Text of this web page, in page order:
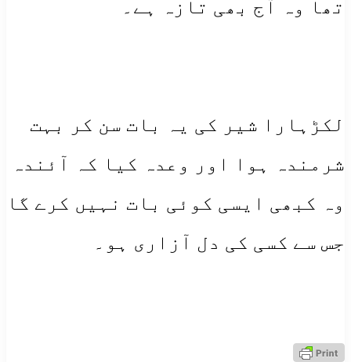
تھا وہ آج بھی تازہ ہے۔
لکڑہارا شیر کی یہ بات سن کر بہت
شرمندہ ہوا اور وعدہ کیا کہ آئندہ
وہ کبھی ایسی کوئی بات نہیں کرے گا
جس سے کسی کی دل آزاری ہو۔